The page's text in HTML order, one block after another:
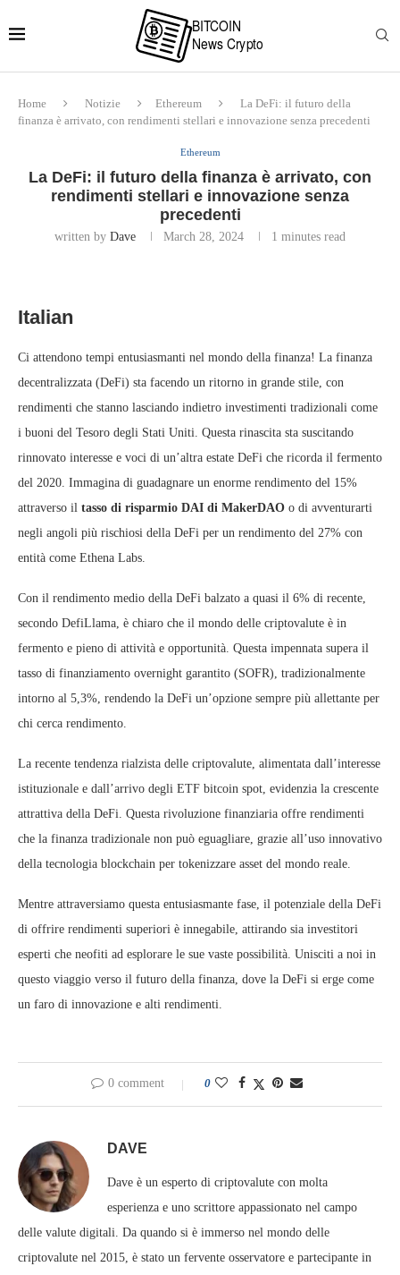
Home Notizie Ethereum
La DeFi: il futuro della
finanza è arrivato, con rendimenti stellari e innovazione senza precedenti
Ethereum
La DeFi: il futuro della finanza è arrivato, con
rendimenti stellari e innovazione senza
precedenti
written by Dave March 28, 2024 1 minutes read
Italian
Ci attendono tempi entusiasmanti nel mondo della finanza! La finanza
decentralizzata (DeFi) sta facendo un ritorno in grande stile, con
rendimenti che stanno lasciando indietro investimenti tradizionali come
i buoni del Tesoro degli Stati Uniti. Questa rinascita sta suscitando
rinnovato interesse e voci di un’altra estate DeFi che ricorda il fermento
del 2020. Immagina di guadagnare un enorme rendimento del 15%
attraverso il tasso di risparmio DAI di MakerDAO o di avventurarti
negli angoli più rischiosi della DeFi per un rendimento del 27% con
entità come Ethena Labs.
Con il rendimento medio della DeFi balzato a quasi il 6% di recente,
secondo DefiLlama, è chiaro che il mondo delle criptovalute è in
fermento e pieno di attività e opportunità. Questa impennata supera il
tasso di finanziamento overnight garantito (SOFR), tradizionalmente
intorno al 5,3%, rendendo la DeFi un’opzione sempre più allettante per
chi cerca rendimento.
La recente tendenza rialzista delle criptovalute, alimentata dall’interesse
istituzionale e dall’arrivo degli ETF bitcoin spot, evidenzia la crescente
attrattiva della DeFi. Questa rivoluzione finanziaria offre rendimenti
che la finanza tradizionale non può eguagliare, grazie all’uso innovativo
della tecnologia blockchain per tokenizzare asset del mondo reale.
Mentre attraversiamo questa entusiasmante fase, il potenziale della DeFi
di offrire rendimenti superiori è innegabile, attirando sia investitori
esperti che neofiti ad esplorare le sue vaste possibilità. Unisciti a noi in
questo viaggio verso il futuro della finanza, dove la DeFi si erge come
un faro di innovazione e alti rendimenti.
0 comment 0
DAVE
Dave è un esperto di criptovalute con molta
esperienza e uno scrittore appassionato nel campo
delle valute digitali. Da quando si è immerso nel mondo delle
criptovalute nel 2015, è stato un fervente osservatore e partecipante in